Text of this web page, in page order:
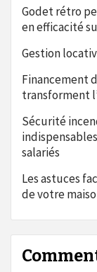
Godet rétro
en efficacité
Gestion
Financement
transforment
Sécurité
salariés
Les astuces
de votre